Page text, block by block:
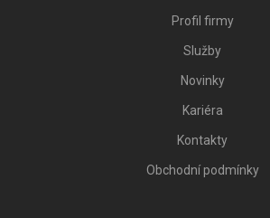
Profil firmy
Služby
Novinky
Kariéra
Kontakty
Obchodní podmínky